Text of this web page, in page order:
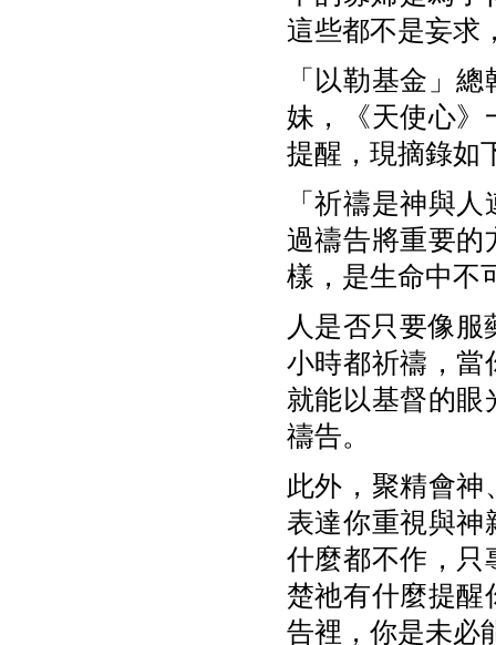
這些都不是妄求
「以勒基金」
妹，《天使心》
提醒，現摘錄如
「祈禱是神與
過禱告將重要的
樣，是生命中不
人是否只要像
小時都祈禱，當
就能以基督的眼
禱告。
此外，聚精會
表達你重視與神
什麼都不作，只
楚祂有什麼提醒
告裡，你是未必